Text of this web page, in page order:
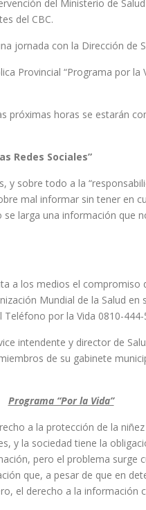
del Ministerio de
del CBC.
jornada con la Dirección de
Provincial “Programa por
próximas horas se estarán
Redes Sociales”
sobre todo a la
mal informar sin tener en
larga una información que
a los medios el
Mundial de la Salud
por la Vida 0810-
intendente y director de
de su gabinete
Programa “Por la Vida”
a la protección de la
y la sociedad tiene la
pero el problema surge
que, a pesar de que en
el derecho a la información